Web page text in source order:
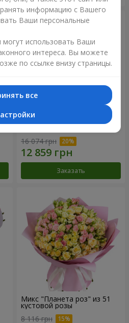
Романтический букет
16 074 грн
Заказать
Микс "Планета роз" из 51
кустовой розы
8 116 грн
информацию с Вашего
Ваши персональные
использовать Ваши
интереса. Вы можете
по ссылке внизу страницы.
все